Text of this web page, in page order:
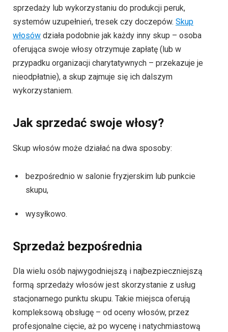
sprzedaży lub wykorzystaniu do produkcji peruk,
systemów uzupełnień, tresek czy doczepów. Skup
włosów działa podobnie jak każdy inny skup – osoba
oferująca swoje włosy otrzymuje zapłatę (lub w
przypadku organizacji charytatywnych – przekazuje je
nieodpłatnie), a skup zajmuje się ich dalszym
wykorzystaniem.
Jak sprzedać swoje włosy?
Skup włosów może działać na dwa sposoby:
bezpośrednio w salonie fryzjerskim lub punkcie
skupu,
wysyłkowo.
Sprzedaż bezpośrednia
Dla wielu osób najwygodniejszą i najbezpieczniejszą
formą sprzedaży włosów jest skorzystanie z usług
stacjonarnego punktu skupu. Takie miejsca oferują
kompleksową obsługę – od oceny włosów, przez
profesjonalne cięcie, aż po wycenę i natychmiastową